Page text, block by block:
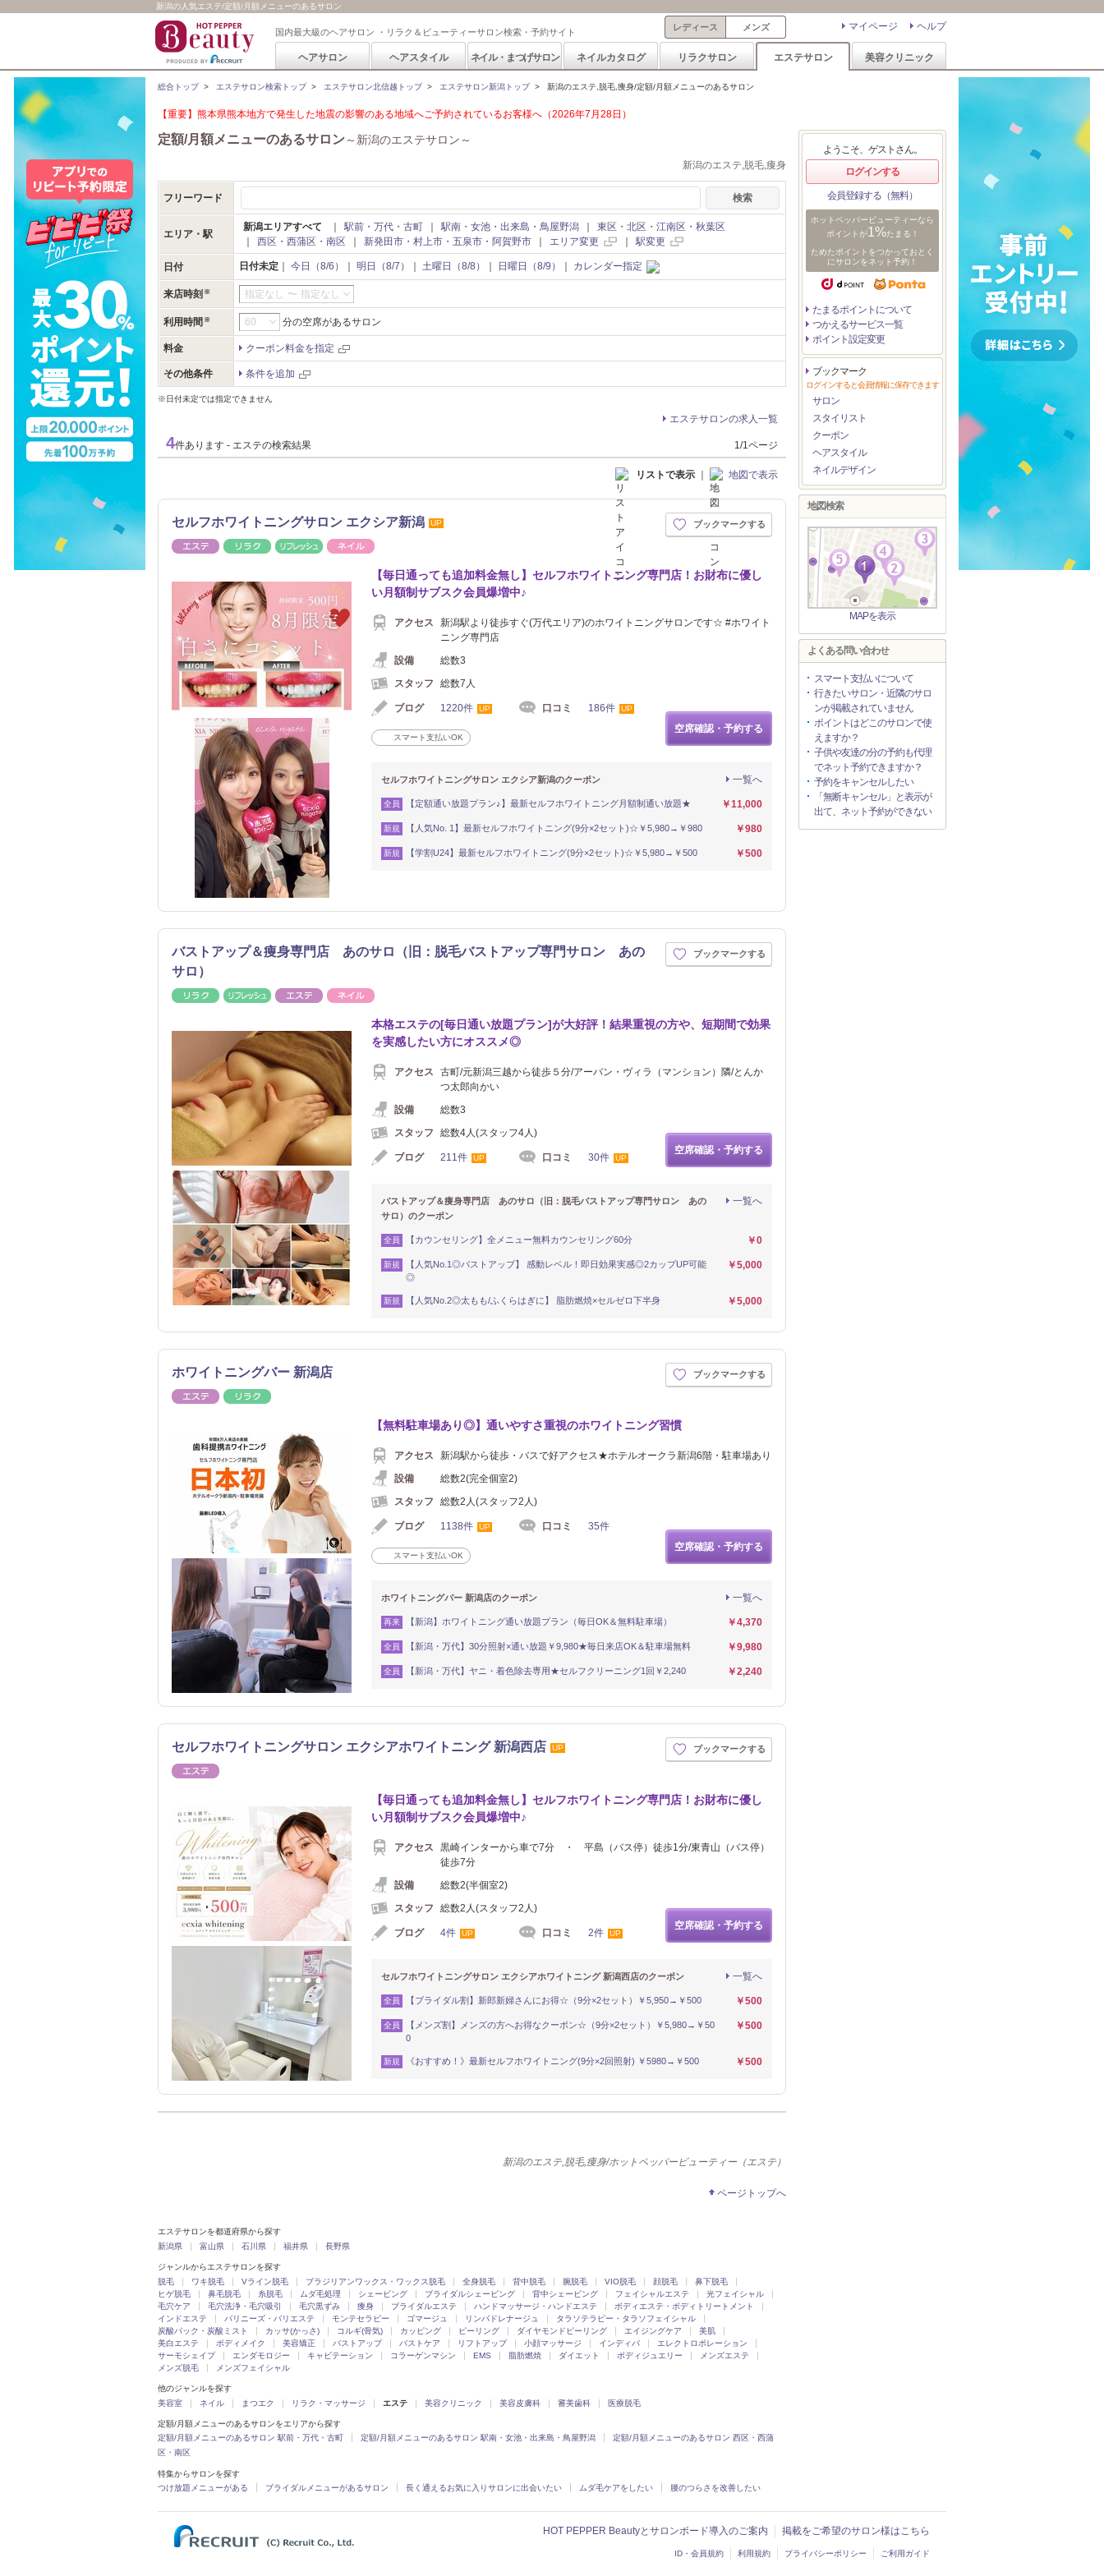
新潟の人気エステ/定額/月額メニューのあるサロン
国内最大級のヘアサロン ・リラク＆ビューティーサロン検索・予約サイト ヘルプ
マイページ
レディース メンズ
ヘアサロン ヘアスタイル ネイル・まつげサロン ネイルカタログ リラクサロン エステサロン 美容クリニック
総合トップ> エステサロン検索トップ> エステサロン北信越トップ> エステサロン新潟トップ> 新潟のエステ,脱毛,痩身/定額/月額メニューのあるサロン
【重要】熊本県熊本地方で発生した地震の影響のある地域へご予約されているお客様へ（2026年7月28日）
定額/月額メニューのあるサロン～新潟のエステサロン～
新潟のエステ,脱毛,痩身
フリーワード
エリア・駅
新潟エリアすべて 駅前・万代・古町 駅南・女池・出来島・鳥屋野潟
東区・北区・江南区・秋葉区
西区・西蒲区・南区 新発田市・村上市・五泉市・阿賀野市 エリア変更 駅変更
日付 日付未定 今日（8/6） 明日（8/7） 土曜日（8/8） 日曜日（8/9） カレンダー指定
来店時刻 指定なし 〜 指定なし
利用時間 分の空席があるサロン
料金 クーポン料金を指定
その他条件 条件を追加
※日付未定では指定できません
エステサロンの求人一覧
4件あります - エステの検索結果 1/1ページ
リストで表示 ｜ 地図で表示
セルフホワイトニングサロン エクシア新潟 UP
エステ リラク リフレッシュ
ブックマークする
【毎日通っても追加料金無し】セルフホワイトニング専門店！お財布に優し
い月額制サブスク会員爆増中♪
アクセス
新潟駅より徒歩すぐ(万代エリア)のホワイトニングサロンです☆ #ホワイト
ニング専門店
設備
総数3
スタッフ
総数7人
ブログ 1220件 UP 口コミ 186件 UP
スマート支払いOK
空席確認・予約する
一覧へ
セルフホワイトニングサロン エクシア新潟のクーポン
全員 【定額通い放題プラン♪】最新セルフホワイトニング月額制通い放題★ ￥11,000
新規 【人気No. 1】最新セルフホワイトニング(9分×2セット)☆￥5,980→￥980 ￥980
新規 【学割U24】最新セルフホワイトニング(9分×2セット)☆￥5,980→￥500 ￥500
バストアップ＆痩身専門店 あのサロ（旧：脱毛バストアップ専門サロン あの
サロ）
リラク リフレッシュエステ
ブックマークする
本格エステの[毎日通い放題プラン]が大好評！結果重視の方や、短期間で効果
を実感したい方にオススメ◎
アクセス
古町/元新潟三越から徒歩５分/アーバン・ヴィラ（マンション）隣/とんか
つ太郎向かい
設備
総数3
スタッフ
総数4人(スタッフ4人)
ブログ 211件 UP 口コミ 30件 UP
空席確認・予約する
一覧へ
バストアップ＆痩身専門店 あのサロ（旧：脱毛バストアップ専門サロン あの
サロ）のクーポン
全員 【カウンセリング】全メニュー無料カウンセリング60分 ￥0
新規
【人気No.1◎バストアップ】 感動レベル！即日効果実感◎2カップUP可能
◎
￥5,000
新規 【人気No.2◎太もも/ふくらはぎに】 脂肪燃焼×セルゼロ下半身 ￥5,000
ホワイトニングバー 新潟店
エステ
ブックマークする
【無料駐車場あり◎】通いやすさ重視のホワイトニング習慣
アクセス
新潟駅から徒歩・バスで好アクセス★ホテルオークラ新潟6階・駐車場あり
設備
総数2(完全個室2)
スタッフ
総数2人(スタッフ2人)
ブログ 1138件 UP 口コミ 35件
スマート支払いOK
空席確認・予約する
一覧へ
ホワイトニングバー 新潟店のクーポン
再来 【新潟】ホワイトニング通い放題プラン（毎日OK＆無料駐車場） ￥4,370
全員 【新潟・万代】30分照射×通い放題￥9,980★毎日来店OK＆駐車場無料 ￥9,980
全員 【新潟・万代】ヤニ・着色除去専用★セルフクリーニング1回￥2,240 ￥2,240
セルフホワイトニングサロン エクシアホワイトニング 新潟西店 UP ブックマークする
【毎日通っても追加料金無し】セルフホワイトニング専門店！お財布に優し
い月額制サブスク会員爆増中♪
アクセス
黒崎インターから車で7分 ・ 平島（バス停）徒歩1分/東青山（バス停）
徒歩7分
設備
総数2(半個室2)
スタッフ
総数2人(スタッフ2人)
ブログ 4件 UP 口コミ 2件 UP
空席確認・予約する
一覧へ
セルフホワイトニングサロン エクシアホワイトニング 新潟西店のクーポン
全員 【ブライダル割】新郎新婦さんにお得☆（9分×2セット）￥5,950→￥500 ￥500
全員
【メンズ割】メンズの方へお得なクーポン☆（9分×2セット）￥5,980→￥50
0
￥500
新規 《おすすめ！》最新セルフホワイトニング(9分×2回照射) ￥5980→￥500 ￥500
新潟のエステ,脱毛,痩身/ホットペッパービューティー（エステ）
ページトップへ
エステサロンを都道府県から探す
新潟県
富山県 石川県 福井県 長野県
ジャンルからエステサロンを探す
脱毛
ワキ脱毛 Vライン脱毛 ブラジリアンワックス・ワックス脱毛 全身脱毛 背中脱毛 腕脱毛 VIO脱毛 顔脱毛
鼻下脱毛
ヒゲ脱毛
鼻毛脱毛 糸脱毛 ムダ毛処理 シェービング ブライダルシェービング 背中シェービング フェイシャルエステ
光フェイシャル
毛穴ケア
毛穴洗浄・毛穴吸引 毛穴黒ずみ 痩身 ブライダルエステ ハンドマッサージ・ハンドエステ
ボディエステ・ボディトリートメント
インドエステ
バリニーズ・バリエステ モンテセラピー ゴマージュ リンパドレナージュ
タラソテラピー・タラソフェイシャル
炭酸パック・炭酸ミスト
カッサ(かっさ) コルギ(骨気) カッピング ピーリング ダイヤモンドピーリング エイジングケア
美肌
美白エステ
ボディメイク 美容矯正 バストアップ バストケア リフトアップ 小顔マッサージ インディバ
エレクトロポレーション
サーモシェイプ
エンダモロジー キャビテーション コラーゲンマシン EMS 脂肪燃焼 ダイエット ボディジュエリー
メンズエステ
メンズ脱毛
メンズフェイシャル
他のジャンルを探す
美容室
ネイル まつエク リラク・マッサージ エステ 美容クリニック 美容皮膚科 審美歯科 医療脱毛
定額/月額メニューのあるサロンをエリアから探す
定額/月額メニューのあるサロン 駅前・万代・古町
定額/月額メニューのあるサロン 駅南・女池・出来島・鳥屋野潟
定額/月額メニューのあるサロン 西区・西蒲
区・南区
特集からサロンを探す
つけ放題メニューがある
ブライダルメニューがあるサロン 長く通えるお気に入りサロンに出会いたい ムダ毛ケアをしたい 腰のつらさを改善したい
ようこそ、ゲストさん。
ログインする
会員登録する（無料）
ホットペッパービューティーなら
ポイントが1%たまる！
ためたポイントをつかっておとく
にサロンをネット予約！
たまるポイントについて
つかえるサービス一覧
ポイント設定変更
ブックマーク
ログインすると会員情報に保存できます
サロン
スタイリスト
クーポン
ヘアスタイル
ネイルデザイン
地図検索
MAPを表示
よくある問い合わせ
スマート支払いについて
行きたいサロン・近隣のサロ
ンが掲載されていません
ポイントはどこのサロンで使
えますか？
子供や友達の分の予約も代理
でネット予約できますか？
予約をキャンセルしたい
「無断キャンセル」と表示が
出て、ネット予約ができない
HOT PEPPER Beautyとサロンボード導入のご案内 掲載をご希望のサロン様はこちら
ID・会員規約 利用規約 プライバシーポリシー ご利用ガイド